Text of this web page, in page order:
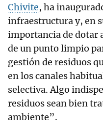
Chivite, ha
infraestructura y, en
importancia de dotar
de un punto limpio
gestión de residuos
en los canales
selectiva. Algo
residuos sean bien
ambiente”.